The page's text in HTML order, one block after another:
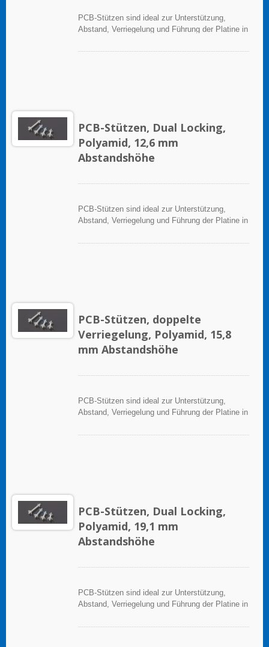
PCB-Stützen sind ideal zur Unterstützung,
Abstand, Verriegelung und Führung der Platine in
PCB-Stützen, Dual Locking,
Polyamid, 12,6 mm
Abstandshöhe
PCB-Stützen sind ideal zur Unterstützung,
Abstand, Verriegelung und Führung der Platine in
PCB-Stützen, doppelte
Verriegelung, Polyamid, 15,8
mm Abstandshöhe
PCB-Stützen sind ideal zur Unterstützung,
Abstand, Verriegelung und Führung der Platine in
PCB-Stützen, Dual Locking,
Polyamid, 19,1 mm
Abstandshöhe
PCB-Stützen sind ideal zur Unterstützung,
Abstand, Verriegelung und Führung der Platine in